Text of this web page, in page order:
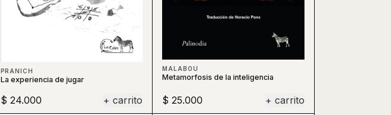
PRANICH
La experiencia de jugar
$ 24.000 + carrito
MALABOU
Metamorfosis de la inteligencia
$ 25.000 + carrito